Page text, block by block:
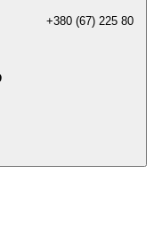
+380 (67) 225 80